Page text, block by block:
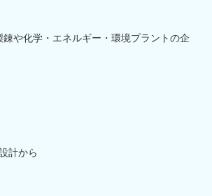
や化学・エネルギー・環境プラントの企
計から